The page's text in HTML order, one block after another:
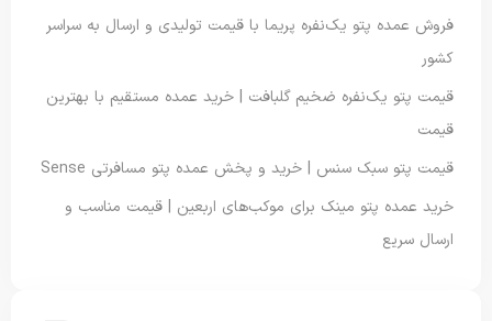
فروش عمده پتو یک‌نفره پریما با قیمت تولیدی و ارسال به سراسر
کشور
قیمت پتو یک‌نفره ضخیم گلبافت | خرید عمده مستقیم با بهترین
قیمت
قیمت پتو سبک سنس | خرید و پخش عمده پتو مسافرتی Sense
خرید عمده پتو مینک برای موکب‌های اربعین | قیمت مناسب و
ارسال سریع